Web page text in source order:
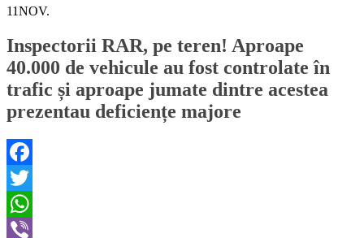
11NOV.
Inspectorii RAR, pe teren! Aproape
40.000 de vehicule au fost controlate în
trafic și aproape jumate dintre acestea
prezentau deficiențe majore
Facebook
Twitter
WhatsApp